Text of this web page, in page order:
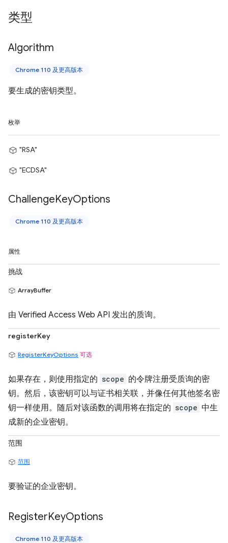
类型
Algorithm
Chrome 110 及更高版本
要生成的密钥类型。
枚举
"RSA"
"ECDSA"
ChallengeKeyOptions
Chrome 110 及更高版本
属性
挑战
ArrayBuffer
由 Verified Access Web API 发出的质询。
registerKey
RegisterKeyOptions 可选
如果存在，则使用指定的 scope 的令牌注册受质询的密
钥。然后，该密钥可以与证书相关联，并像任何其他签名密
钥一样使用。随后对该函数的调用将在指定的 scope 中生
成新的企业密钥。
范围
范围
要验证的企业密钥。
RegisterKeyOptions
Chrome 110 及更高版本